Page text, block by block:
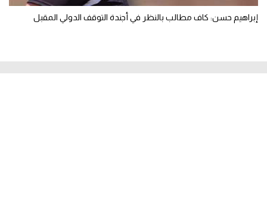
إبراهيم حسن: كاف مطالب بالنظر في أجندة التوقف الدولي المقبل